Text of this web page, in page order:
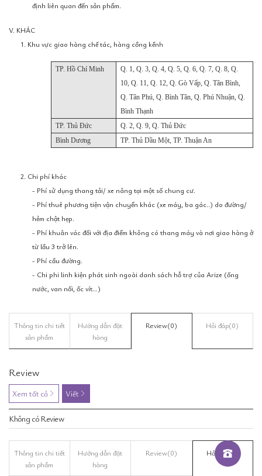
định liên quan đến sản phẩm.
V. KHÁC
1. Khu vực giao hàng chế tác, hàng cồng kềnh
TP. Hồ Chí Minh
Q. 1, Q. 3, Q. 4, Q. 5, Q. 6, Q. 7, Q. 8, Q.
10, Q. 11, Q. 12, Q. Gò Vấp, Q. Tân Bình,
Q. Tân Phú, Q. Bình Tân, Q. Phú Nhuận, Q.
Bình Thạnh
TP. Thủ Đức
Q. 2, Q. 9, Q. Thủ Đức
Bình Dương
TP. Thủ Dầu Một, TP. Thuận An
2. Chi phí khác
- Phí sử dụng thang tải/ xe nâng tại một số chung cư.
- Phí thuê phương tiện vận chuyển khác (xe máy, ba gác..) do đường/
hẻm chật hẹp.
- Phí khuân vác đối với địa điểm không có thang máy và nơi giao hàng ở
từ lầu 3 trở lên.
- Phí cầu đường.
- Chi phi linh kiện phát sinh ngoài danh sách hỗ trợ của Arize (ống
nước, van nối, ốc vít…)
Thông tin chi tiết
sản phẩm
Hướng dẫn đặt
hàng
Review(0) Hỏi đáp(0)
Review
Xem tất cả Viết
Không có Review
Thông tin chi tiết
sản phẩm
Hướng dẫn đặt
hàng
Review(0) Hỏi đáp(0)